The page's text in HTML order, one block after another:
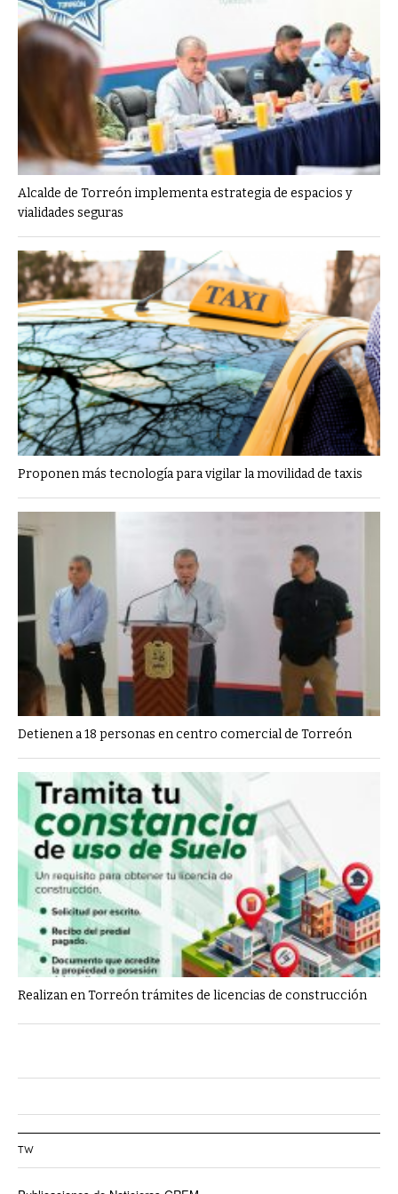
Alcalde de Torreón implementa estrategia de espacios y
vialidades seguras
Proponen más tecnología para vigilar la movilidad de taxis
Detienen a 18 personas en centro comercial de Torreón
Realizan en Torreón trámites de licencias de construcción
TW